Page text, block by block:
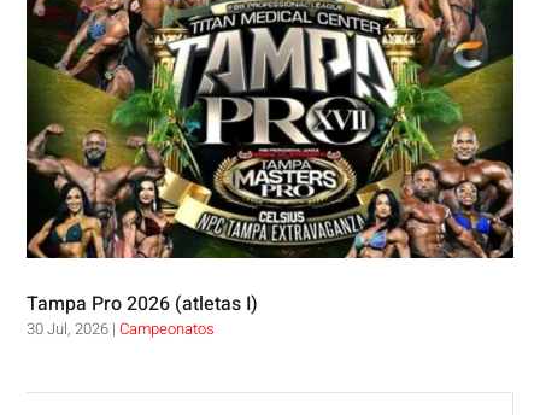
Tampa Pro 2026 (atletas I)
30 Jul, 2026 |Campeonatos